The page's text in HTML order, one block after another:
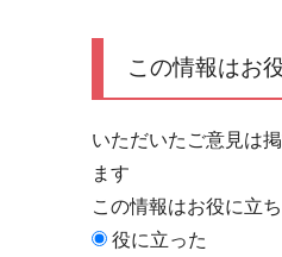
この情報はお
いただいたご意見は
ます
この情報はお役に立
役に立った